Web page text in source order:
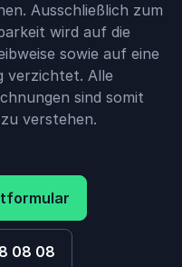
Ausschließlich zum
wird auf die
sowie auf eine
verzichtet. Alle
sind somit
verstehen.
08 08